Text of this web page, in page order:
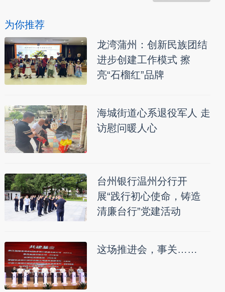
为你推荐
龙湾蒲州：创新民族团结
进步创建工作模式 擦
亮“石榴红”品牌
海城街道心系退役军人 走
访慰问暖人心
台州银行温州分行开
展“践行初心使命，铸造
清廉台行”党建活动
这场推进会，事关……